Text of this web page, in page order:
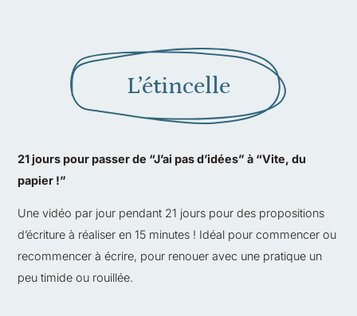
L’étincelle
21 jours pour passer de “J’ai pas d’idées” à “Vite, du
papier !”
Une vidéo par jour pendant 21 jours pour des propositions
d’écriture à réaliser en 15 minutes ! Idéal pour commencer ou
recommencer à écrire, pour renouer avec une pratique un
peu timide ou rouillée.